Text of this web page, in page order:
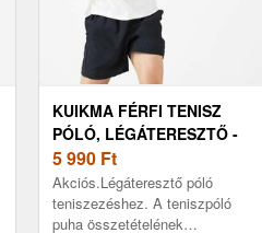
KUIKMA FÉRFI TENISZ
PÓLÓ, LÉGÁTERESZTŐ -
TTS SOFT
5 990 Ft
Akciós.Légáteresztő póló
teniszezéshez. A teniszpóló
puha összetételének